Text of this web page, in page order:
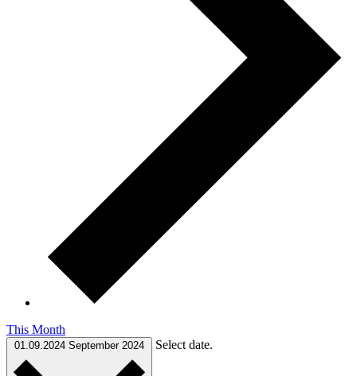
This Month
01.09.2024 September 2024 Select date.